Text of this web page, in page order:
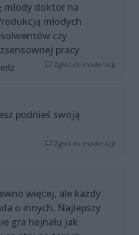
młody doktor na
młodych
czy
pracy
Zgłoś do moderacji
podnieś swoją
Zgłoś do moderacji
więcej, ale każdy
o innych. Najlepszy
gra hejnału jak